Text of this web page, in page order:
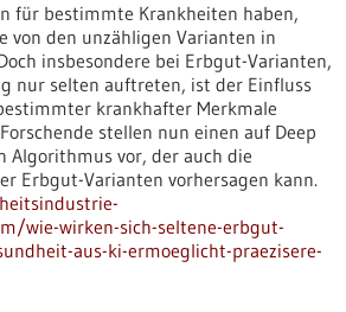
für bestimmte Krankheiten haben,
von den unzähligen Varianten in
insbesondere bei Erbgut-Varianten,
nur selten auftreten, ist der Einfluss
krankhafter Merkmale
stellen nun einen auf Deep
Algorithmus vor, der auch die
Erbgut-Varianten vorhersagen kann.
wie-wirken-sich-seltene-erbgut-
aus-ki-ermoeglicht-praezisere-